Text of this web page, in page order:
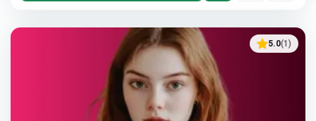
5.0(1)